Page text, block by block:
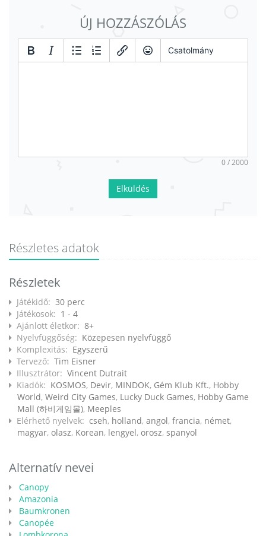
ÚJ HOZZÁSZÓLÁS
Csatolmány
0 / 2000
Elküldés
Részletes adatok
Részletek
Játékidő: 30 perc
Játékosok: 1 - 4
Ajánlott életkor: 8+
Nyelvfüggőség: Közepesen nyelvfüggő
Komplexitás: Egyszerű
Tervező: Tim Eisner
Illusztrátor: Vincent Dutrait
Kiadók: KOSMOS, Devir, MINDOK, Gém Klub Kft., Hobby
World, Weird City Games, Lucky Duck Games, Hobby Game
Mall (하비게임몰), Meeples
Elérhető nyelvek: cseh, holland, angol, francia, német,
magyar, olasz, Korean, lengyel, orosz, spanyol
Alternatív nevei
Canopy
Amazonia
Baumkronen
Canopée